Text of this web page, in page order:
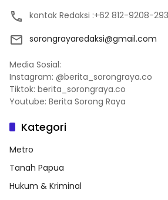
kontak Redaksi :+62 812-9208-
sorongrayaredaksi@gmail.com
Media Sosial:
Instagram: @berita_sorongraya.co
Tiktok: berita_sorongraya.co
Youtube: Berita Sorong Raya
Kategori
Metro
Tanah Papua
Hukum & Kriminal